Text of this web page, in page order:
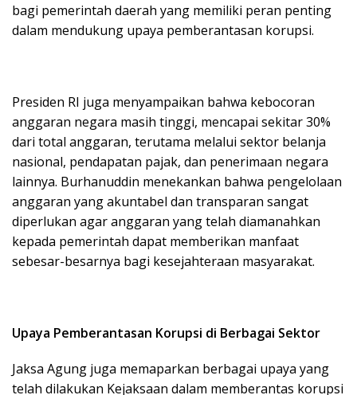
bagi pemerintah daerah yang memiliki peran penting
dalam mendukung upaya pemberantasan korupsi.
Presiden RI juga menyampaikan bahwa kebocoran
anggaran negara masih tinggi, mencapai sekitar 30%
dari total anggaran, terutama melalui sektor belanja
nasional, pendapatan pajak, dan penerimaan negara
lainnya. Burhanuddin menekankan bahwa pengelolaan
anggaran yang akuntabel dan transparan sangat
diperlukan agar anggaran yang telah diamanahkan
kepada pemerintah dapat memberikan manfaat
sebesar-besarnya bagi kesejahteraan masyarakat.
Upaya Pemberantasan Korupsi di Berbagai Sektor
Jaksa Agung juga memaparkan berbagai upaya yang
telah dilakukan Kejaksaan dalam memberantas korupsi